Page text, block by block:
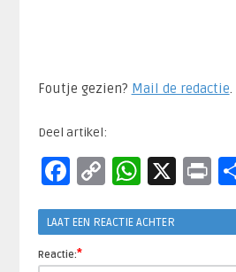
Foutje gezien? Mail de redactie.​
Deel artikel:
Facebook
Copy X
LAAT EEN REACTIE ACHTER
Reactie:*